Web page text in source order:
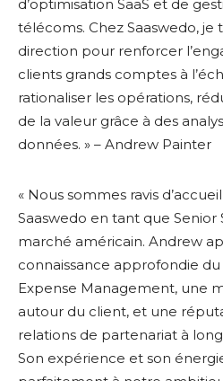
d’optimisation SaaS et de
télécoms. Chez Saaswedo, je
direction pour renforcer
clients grands comptes à
rationaliser les opérations,
de la valeur grâce à des
données. » – Andrew Painter
« Nous sommes ravis
Saaswedo en tant que Senior
marché américain. Andrew
connaissance approfondie
Expense Management, une
autour du client, et une
relations de partenariat à
Son expérience et son